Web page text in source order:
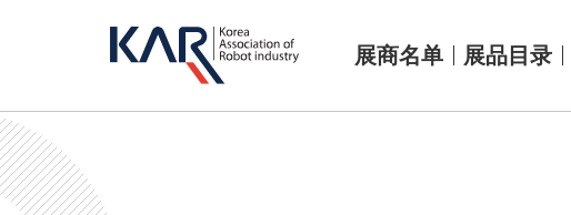
展商名单 展品目录